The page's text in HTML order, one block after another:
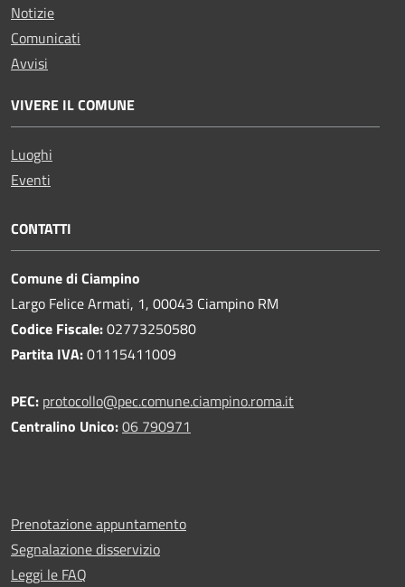
Notizie
Comunicati
Avvisi
VIVERE IL COMUNE
Luoghi
Eventi
CONTATTI
Comune di Ciampino
Largo Felice Armati, 1, 00043 Ciampino RM
Codice Fiscale:02773250580
Partita IVA:01115411009
PEC: protocollo@pec.comune.ciampino.roma.it
Centralino Unico:06 790971
Prenotazione appuntamento
Segnalazione disservizio
Leggi le FAQ